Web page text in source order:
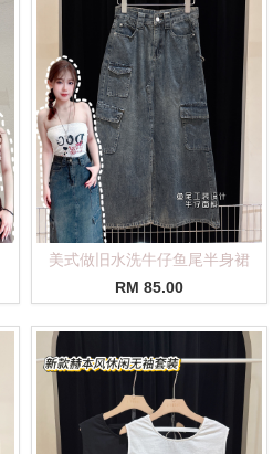
美式做旧水洗牛仔鱼尾半身裙
RM 85.00